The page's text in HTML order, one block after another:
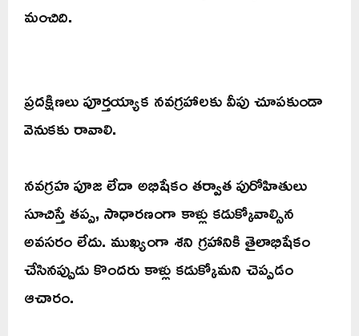
మంచిది.
ప్రదక్షిణలు పూర్తయ్యాక నవగ్రహాలకు వీపు చూపకుండా
వెనుకకు రావాలి.
నవగ్రహ పూజ లేదా అభిషేకం తర్వాత పురోహితులు
సూచిస్తే తప్ప, సాధారణంగా కాళ్లు కడుక్కోవాల్సిన
అవసరం లేదు. ముఖ్యంగా శని గ్రహానికి తైలాభిషేకం
చేసినప్పుడు కొందరు కాళ్లు కడుక్కోమని చెప్పడం
ఆచారం.